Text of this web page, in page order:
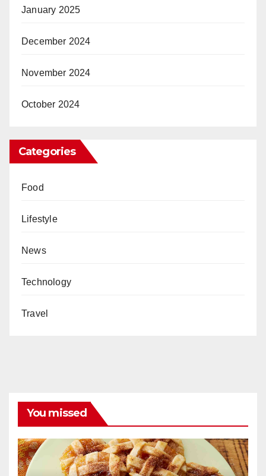
January 2025
December 2024
November 2024
October 2024
Categories
Food
Lifestyle
News
Technology
Travel
You missed